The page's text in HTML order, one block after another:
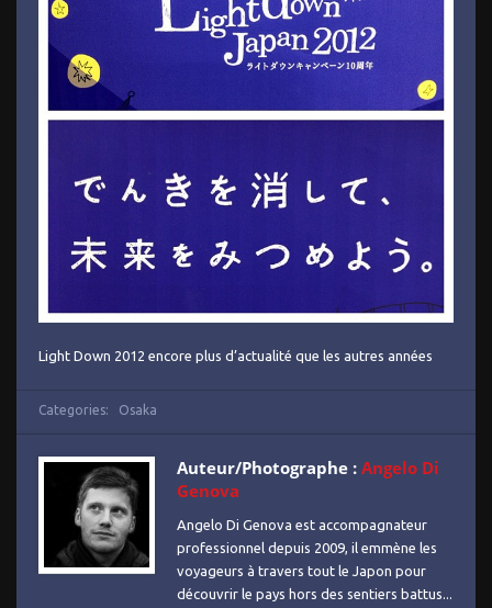
Light Down 2012 encore plus d’actualité que les autres années
Categories: Osaka
Auteur/Photographe : Angelo Di
Genova
Angelo Di Genova est accompagnateur
professionnel depuis 2009, il emmène les
voyageurs à travers tout le Japon pour
découvrir le pays hors des sentiers battus...